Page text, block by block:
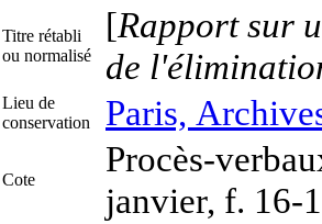
Titre rétabli
ou normalisé
[Rapport sur
de
Lieu de
conservation
Paris,
Cote
Procès-
janvier, f. 16-